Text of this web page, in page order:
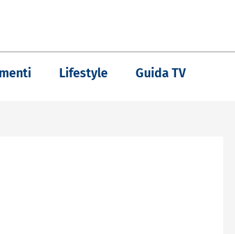
Lifestyle Guida TV